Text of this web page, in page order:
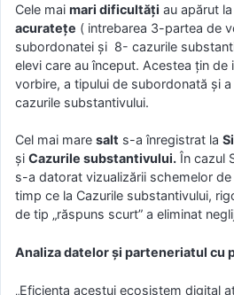
Cele mai mari dificultăți au apărut la
acuratețe ( intrebarea 3-partea de
subordonatei și 8- cazurile
elevi care au început. Acestea țin de
vorbire, a tipului de subordonată și
cazurile substantivului.
Cel mai mare salt s-a înregistrat la
și Cazurile substantivului. În cazul
s-a datorat vizualizării schemelor
timp ce la Cazurile substantivului,
de tip „răspuns scurt” a eliminat
Analiza datelor și parteneriatul cu
„Eficiența acestui ecosistem digital